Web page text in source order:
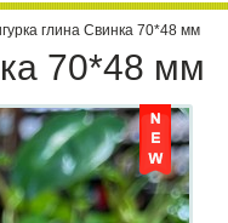
глина Свинка 70*48 мм
70*48 мм